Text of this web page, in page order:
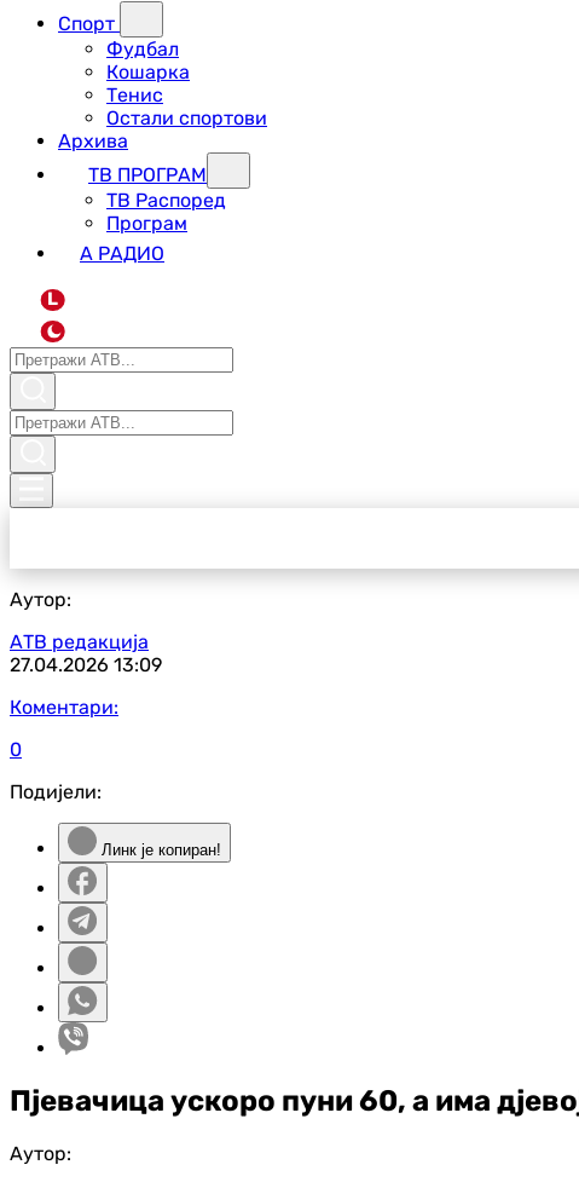
Спорт
Фудбал
Кошарка
Тенис
Остали спортови
Архива
ТВ ПРОГРАМ
ТВ Распоред
Програм
А РАДИО
L
Аутор:
АТВ редакција
27.04.2026 13:09
Коментари:
0
Подијели:
Линк је копиран!
Пјевачица ускоро пуни 60, а има
Аутор: